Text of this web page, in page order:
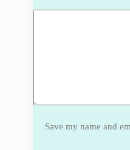
Save my name and